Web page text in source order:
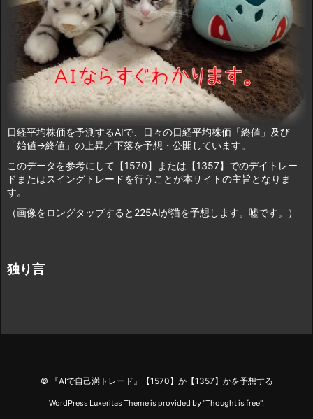
日経平均株価を予測するAIで、日々の日経平均株価「終値」及び
「始値→終値」の上昇／下落を予想・公開しています。
このデータを参考にして【1570】または【1357】でのデイトレー
ドまたはスイングトレードを行うことが本サイトの主旨となりま
す。
（画像をロングタップすると225AIが猫を予想します。嘘です。）
独り言
© 『AIで自己満トレード』【1570】か【1357】かを予想する
WordPress Luxeritas Theme is provided by "Thought is free".